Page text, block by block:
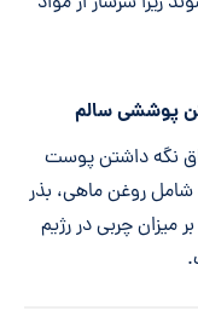
پوششی سالم
نگه داشتن پوست
روغن ماهی، بذر
میزان چربی در رژیم